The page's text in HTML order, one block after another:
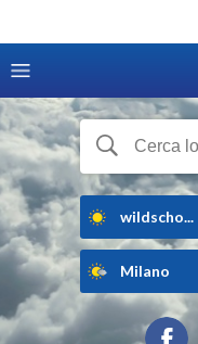
wildscho...
Milano